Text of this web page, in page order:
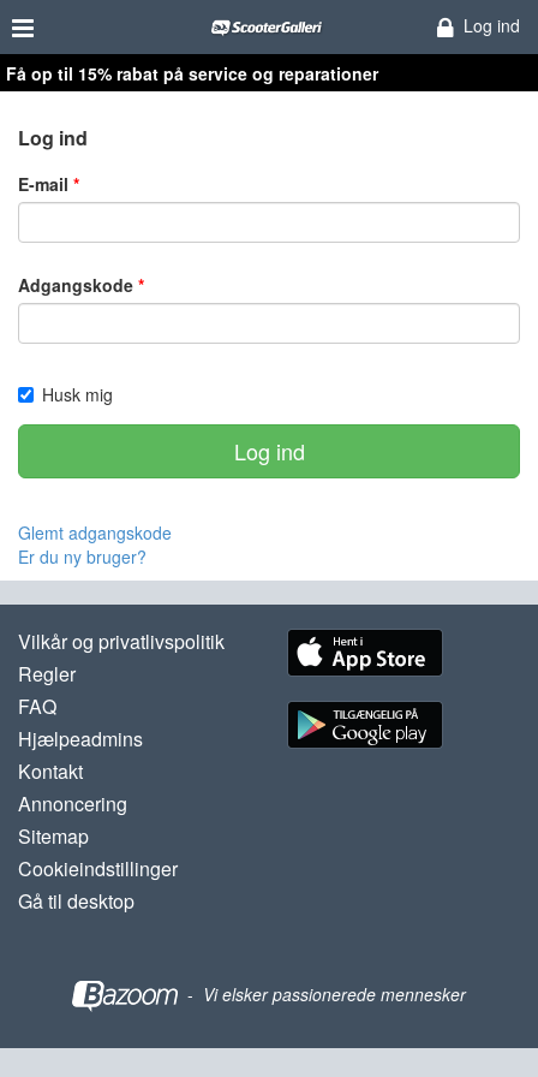
Log ind
Få op til 15% rabat på service og reparationer
Log ind
E-mail
Adgangskode
Husk mig
Log ind
Glemt adgangskode
Er du ny bruger?
Vilkår og privatlivspolitik
Regler
FAQ
Hjælpeadmins
Kontakt
Annoncering
Sitemap
Cookieindstillinger
Gå til desktop
- Vi elsker passionerede mennesker